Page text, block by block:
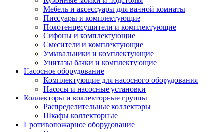
Мебель и аксессуары для ванной комнаты
Писсуары и комплектующие
Полотенцесушители и комплектующие
Сифоны и комплектующие
Смесители и комплектующие
Умывальники и комплектующие
Унитазы бачки и комплектующие
Насосное оборудование
Комплектующие для насосного оборудования
Насосы и насосные установки
Коллекторы и коллекторные группы
Распределительные коллекторы
Шкафы коллекторные
Противопожарное оборудование